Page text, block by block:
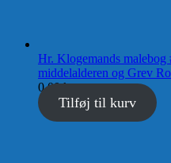
Hr. Klogemands malebog
middelalderen og Grev
0,00kr.
Tilføj til kurv